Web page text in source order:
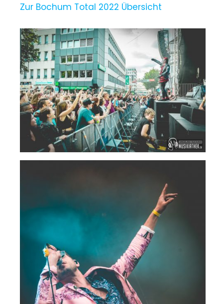
Zur Bochum Total 2022 Übersicht